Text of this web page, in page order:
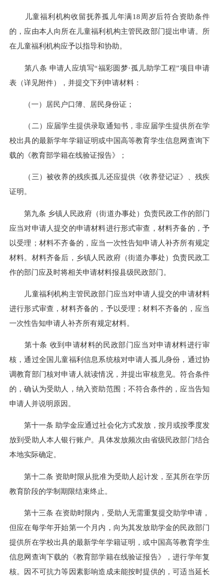
儿童福利机构收留抚养孤儿年满18周岁后符合资助条件
的，应由本人向所在儿童福利机构主管民政部门提出申请。所
在儿童福利机构应予以指导和协助。
第八条 申请人应填写“福彩圆梦·孤儿助学工程”项目申请
表（详见附件），并提交下列申请材料：
（一）居民户口簿、居民身份证；
（二）应届学生提供录取通知书，非应届学生提供所在学
校出具的最新学年学籍证明或中国高等教育学生信息网查询下
载的《教育部学籍在线验证报告》；
（三）被收养的残疾孤儿还应提供《收养登记证》、残疾
证明。
第九条 乡镇人民政府（街道办事处）负责民政工作的部门
应当对申请人提交的申请材料进行形式审查，材料齐备的，予
以受理；材料不齐备的，应当一次性告知申请人补齐所有规定
材料。材料齐备后，乡镇人民政府（街道办事处）负责民政工
作的部门应及时将相关申请材料报县级民政部门。
儿童福利机构主管民政部门应当对申请人提交的申请材料
进行形式审查，材料齐备的，予以受理；材料不齐备的，应当
一次性告知申请人补齐所有规定材料。
第十条 收到申请材料的民政部门应当对申请材料进行审
核，通过全国儿童福利信息系统核对申请人孤儿身份，通过协
调教育部门核对申请人就读情况，并提出审核意见。符合条件
的，确认为受助人，纳入资助范围；不符合条件的，应当告知
申请人并说明原因。
第十一条 助学金应通过社会化方式发放，按月或按季度发
放到受助人本人银行账户。具体发放频次由省级民政部门结合
本地实际确定。
第十二条 资助时限从批准为受助人起计发，至其所在学历
教育阶段的学制期限结束终止。
第十三条 在资助时限内，受助人无需重复提交助学申请，
但应在每学年开始第一个月内，向为其发放助学金的民政部门
提供所在学校出具的最新学年学籍证明，或中国高等教育学生
信息网查询下载的《教育部学籍在线验证报告》，进行学年复
核。因不可抗力等因素影响造成未能按时提供的，可适当延长